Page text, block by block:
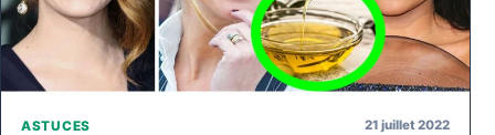
ASTUCES 21 juillet 2022